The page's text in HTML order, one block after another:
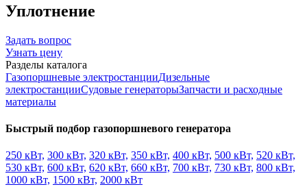
Уплотнение
Задать вопрос
Узнать цену
Разделы каталога
Газопоршневые электростанцииДизельные
электростанцииСудовые генераторыЗапчасти и расходные
материалы
Быстрый подбор газопоршневого генератора
250 кВт, 300 кВт, 320 кВт, 350 кВт, 400 кВт, 500 кВт, 520 кВт,
530 кВт, 600 кВт, 620 кВт, 660 кВт, 700 кВт, 730 кВт, 800 кВт,
1000 кВт, 1500 кВт, 2000 кВт